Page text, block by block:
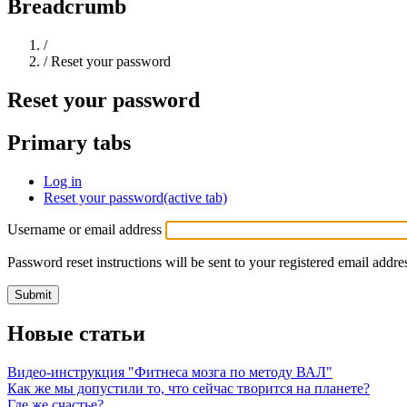
Breadcrumb
/Home
/ Reset your password
Reset your password
Primary tabs
Log in
Reset your password(active tab)
Username or email address
Password reset instructions will be sent to your registered email
Новые статьи
Видео-инструкция "Фитнеса мозга по методу ВАЛ"
Как же мы допустили то, что сейчас творится на планете?